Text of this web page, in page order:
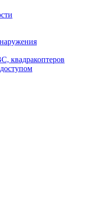
квадракоптеров